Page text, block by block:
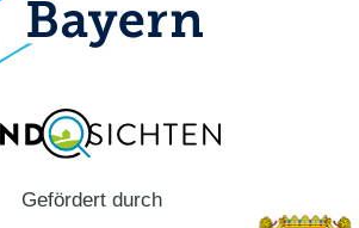
Gefördert durch